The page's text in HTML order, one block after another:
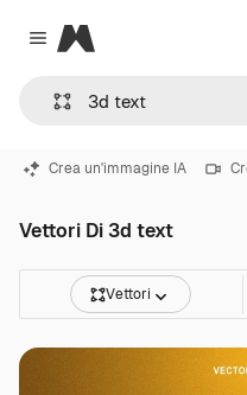
Close menu
Magnific
Crea un'immagine IA
Vettori Di 3d text
Vettori